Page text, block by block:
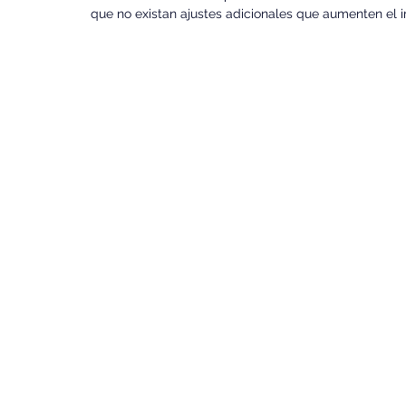
que no existan ajustes adicionales que aumenten el